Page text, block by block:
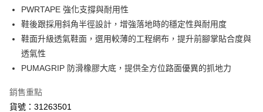
貨到付款
運送方式
宅配貨到付款(離島恕不配送)
PWRTAPE 強化支撐與耐用性
鞋後跟採用斜角半徑設計，增強落地時的穩定性與耐用度
鞋面升級透氣鞋面，選用較薄的工程網布，提升前腳掌貼合度與
透氣性
PUMAGRIP 防滑橡膠大底，提供全方位路面優異的抓地力
銷售重點
貨號：31263501